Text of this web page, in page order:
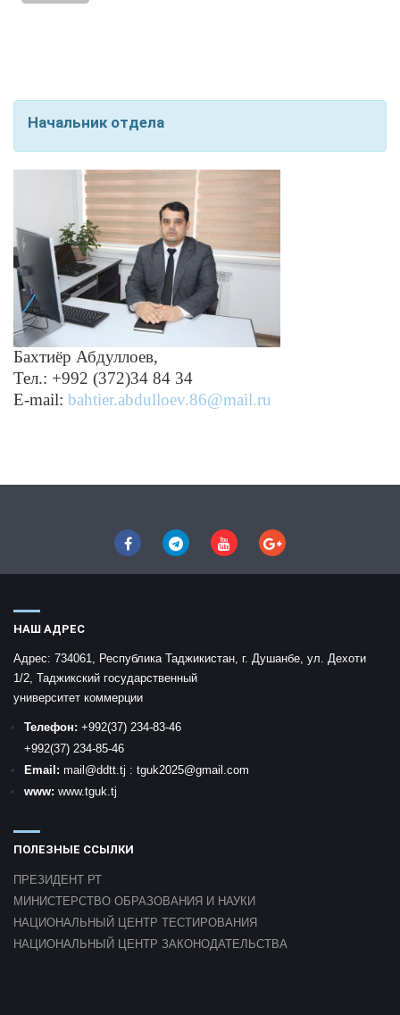
Начальник отдела
Бахтиёр Абдуллоев,
Тел.: +992 (372)34 84 34
Е-mail: bahtier.abdulloev.86@mail.ru
НАШ АДРЕС
Адрес: 734061, Республика Таджикистан, г. Душанбе, ул. Дехоти
1/2, Таджикский государственный
университет коммерции
Телефон: +992(37) 234-83-46
+992(37) 234-85-46
Email: mail @ddtt.tj : tguk2025@gmail.com
www: www.tguk.tj
ПОЛЕЗНЫЕ ССЫЛКИ
ПРЕЗИДЕНТ РТ
МИНИСТЕРСТВО ОБРАЗОВАНИЯ И НАУКИ
НАЦИОНАЛЬНЫЙ ЦЕНТР ТЕСТИРОВАНИЯ
НАЦИОНАЛЬНЫЙ ЦЕНТР ЗАКОНОДАТЕЛЬСТВА